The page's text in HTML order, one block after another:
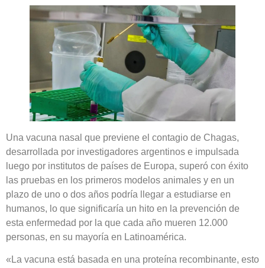
Una vacuna nasal que previene el contagio de Chagas,
desarrollada por investigadores argentinos e impulsada
luego por institutos de países de Europa, superó con éxito
las pruebas en los primeros modelos animales y en un
plazo de uno o dos años podría llegar a estudiarse en
humanos, lo que significaría un hito en la prevención de
esta enfermedad por la que cada año mueren 12.000
personas, en su mayoría en Latinoamérica.
«La vacuna está basada en una proteína recombinante, esto